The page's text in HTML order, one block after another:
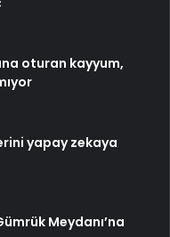
oturan kayyum,
yapay zekaya
Meydanı’na